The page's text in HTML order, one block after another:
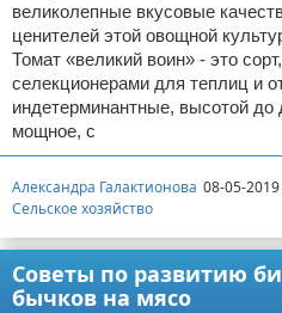
великолепные вкусовые
ценителей этой овощной
Томат «великий воин» - это
селекционерами для теплиц и
индетерминантные, высотой до
мощное, с
Александра Галактионова 08-05-
Сельское хозяйство
Советы по развитию
бычков на мясо